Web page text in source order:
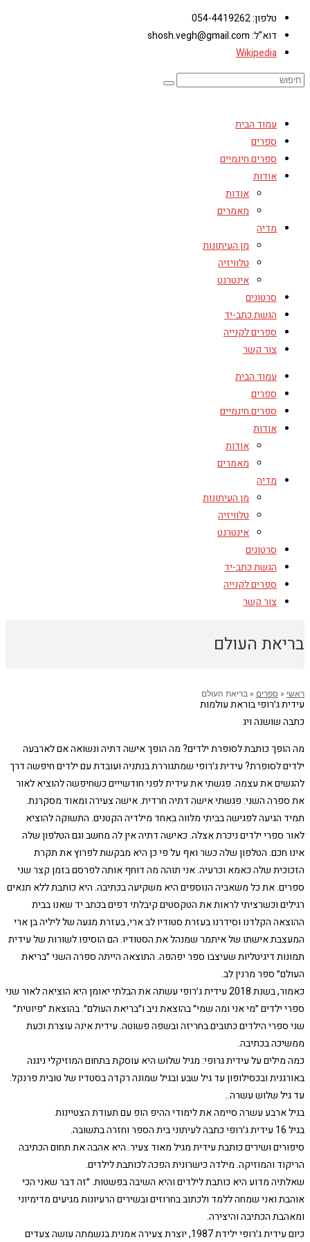
טלפון: 054-4419262
דוא”ל: shosh.vegh@gmail.com
Wikipedia
עמוד הבית
ספרים
ספרים חינמיים
אודות
אודות
מאמרים
מדיה
מן העיתונות
טלוויזיה
אינטרנט
סרטונים
הגשת כתב-יד
ספרים לקנייה
צור קשר
עמוד הבית
ספרים
ספרים חינמיים
אודות
אודות
מאמרים
מדיה
מן העיתונות
טלוויזיה
אינטרנט
סרטונים
הגשת כתב-יד
ספרים לקנייה
צור קשר
בריאת העולם
ראשי « ספרים « בריאת העולם
עידית ג׳רופי בוראת עולמות
כתבה שושנה ויג
מה הופך כותבת לסופרת ילדים? מה הופך אישה דתיה ונשואה אם לארבעה
ילדים לסופרת? עידית ג׳רופי שמתגוררת בנתניה ועובדת עם ילדים חיפשה דרך
להגשים את עצמה. פגשתי את עידית לפני חודשייים כשחיפשה להוציא לאור
את ספרה השני. פגשתי אישה דתיה חרדית. אישה צעירה ומאוד מסקרנת.
תמיד הגיעה לפגישה בביתי מלווה באחד מילדיה הקטנים. התשוקה להוציא
לאור ספרי ילדים ניכרת אצלה. כאישה דתיה אין לה מחשב וגם הטלפון שלה
אינו חכם. הטלפון שלה כשר ואף על פי כן היא מבקשת לפרוץ את תקרת
הזכוכית שלה כאמא וכרעיה. אני תוהה מה דוחף אותה לפרסם בזמן קצר שני
ספרים. את כל משאביה הנוספים היא משקיעה בכתיבה. היא כותבת ללא תנאים
רגילים וכשרציתי לראות את הטקסטים קיבלתי דפים בכתב יד שאנו בבית
ההוצאה הקלדנו וסידרנו בעזרת סטודיו לב ארי, בעזרת מגעה של ליליה בן ארי
המעצבת אישתו של איתמר שמנהל את הסטודיו. הם הוסיפו לשורות של עידית
תמונות דיגיטליות שעיצבו ספר יפהפה. התוצאה הייתה ספרה השני ״בריאת
העולם״ ספר מרנין לב.
כאמור, בשנת 2018 עידית ג׳רופי עשתה את הבלתי יאומן היא הוציאה לאור שני
ספרי ילדים ״מי אני ומה שמי״ בהוצאת ניב ו״בריאת העולם״. בהוצאת ״פיוטית״
שני ספרי הילדים כתובים בחריזה ובשפה פשוטה. עידית אינה עוצרת וכעת
ממשיכה בכתיבה.
כמה מילים על עידית גרופי: מגיל שלוש היא עוסקת בתחום המוזיקלי ניגנה
באורגנית ובכסילופון עד גיל שבע ובגיל שמונה רקדה בסטדיו של טובית פרנקל.
עד גיל שלוש עשרה..
בגיל ארבע עשרה סיימה את לימודי ההיפ הופ עם תעודת הצטיינות
בגיל 16 עידית ג׳רופי כתבה לעיתוני בית הספר וחזרה בתשובה.
סיפורים ושירים כותבת עידית מגיל מאוד צעיר..היא אהבה את תחום הכתיבה
הריקוד והמוזיקה. מילדה כישרונית הפכה לכותבת לילדים.
שאלתיה מדוע היא כותבת לילדים והיא השיבה בפשטות. ״זה דבר שאני הכי
אוהבת ואני שמחה ללמד ולכתוב בחרוזים ובשירים הרעיונות מגיעים מדימיוני
ומאהבת הכתיבה והיצירה.
כיום עידית ג׳רופי ילידת 1987, יוצרת צעירה אמנית בנשמתה עושה צעדים